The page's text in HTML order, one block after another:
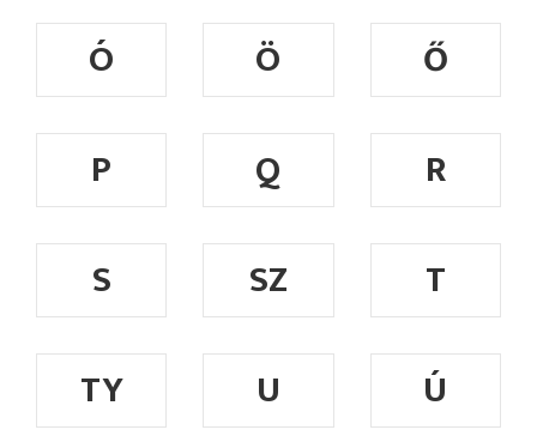
Ó Ö
Ő
P
Q
R
S
SZ
T
TY
U
Ú